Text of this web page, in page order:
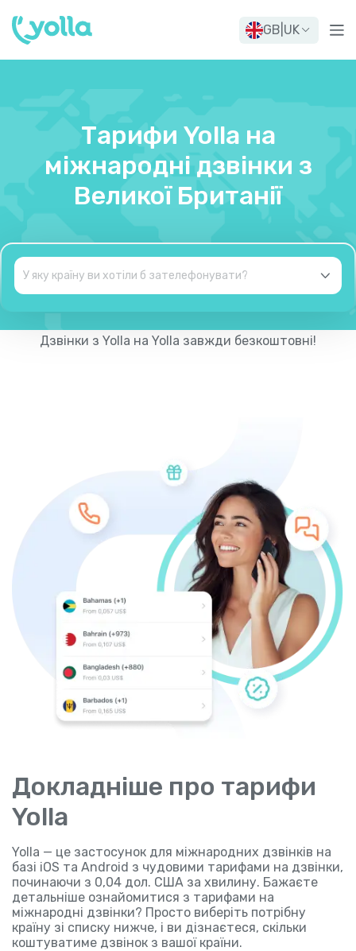
GB UK
Тарифи Yolla на
міжнародні дзвінки з
Великої Британії
Дзвінки з Yolla на Yolla завжди безкоштовні!
Докладніше про тарифи
Yolla
Yolla — це застосунок для міжнародних дзвінків на
базі iOS та Android з чудовими тарифами на дзвінки,
починаючи з 0,04 дол. США за хвилину. Бажаєте
детальніше ознайомитися з тарифами на
міжнародні дзвінки? Просто виберіть потрібну
країну зі списку нижче, і ви дізнаєтеся, скільки
коштуватиме дзвінок з вашої країни.